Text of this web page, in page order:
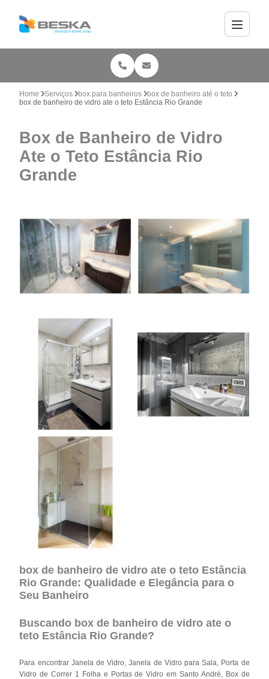
Home Serviços box para banheiros
box de banheiro até o teto
box de banheiro de vidro ate o teto Estância Rio Grande
Box de Banheiro de Vidro
Ate o Teto Estância Rio
Grande
box de banheiro de vidro ate o teto Estância
Rio Grande: Qualidade e Elegância para o
Seu Banheiro
Buscando box de banheiro de vidro ate o
teto Estância Rio Grande?
Para encontrar Janela de Vidro, Janela de Vidro para Sala, Porta de
Vidro de Correr 1 Folha e Portas de Vidro em Santo André, Box de